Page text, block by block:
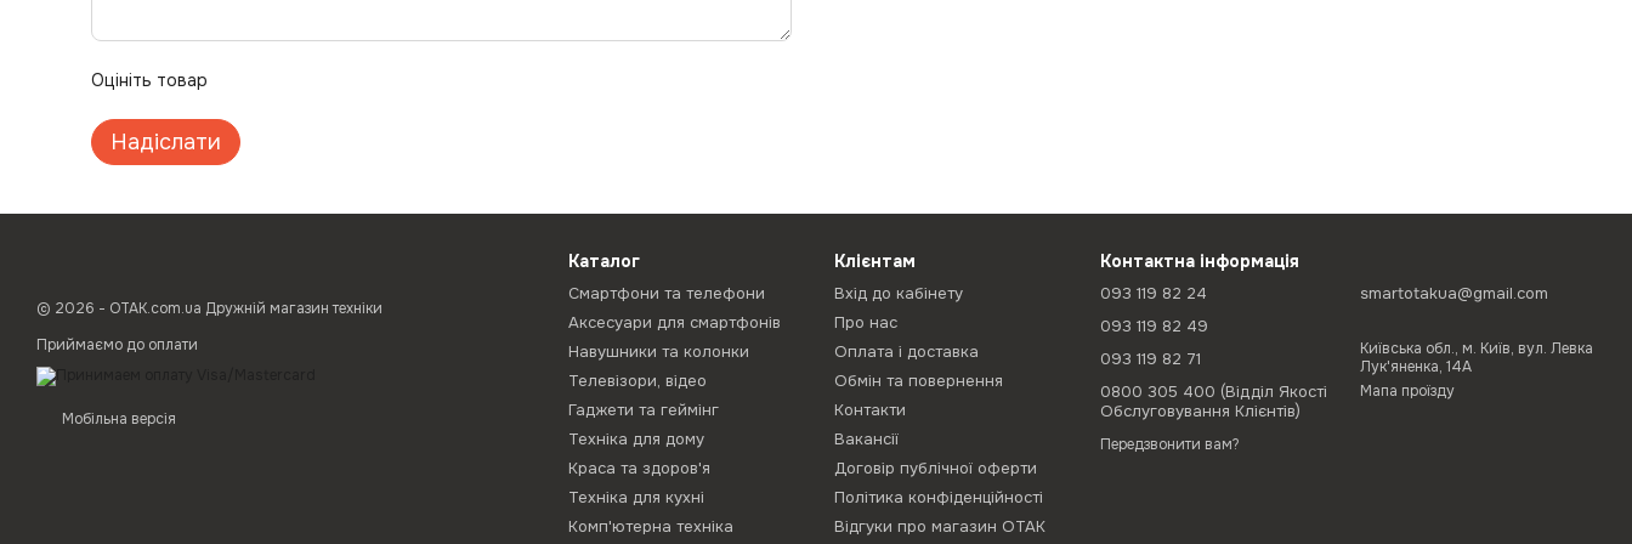
Оцініть товар
Надіслати
© 2026 - ОТАК.com.ua Дружній магазин техніки
Приймаємо до оплати
Мобільна версія
Каталог
Смартфони та телефони
Аксесуари для смартфонів
Навушники та колонки
Телевізори, відео
Гаджети та геймінг
Техніка для дому
Краса та здоров'я
Техніка для кухні
Комп'ютерна техніка
Клієнтам
Вхід до кабінету
Про нас
Оплата і доставка
Обмін та повернення
Контакти
Вакансії
Договір публічної оферти
Політика конфіденційності
Відгуки про магазин ОТАК
Контактна інформація
093 119 82 24
093 119 82 49
093 119 82 71
0800 305 400 (Відділ Якості
Обслуговування Клієнтів)
Передзвонити вам?
smartotakua@gmail.com
Київська обл., м. Київ, вул. Левка
Лук'яненка, 14А
Мапа проїзду